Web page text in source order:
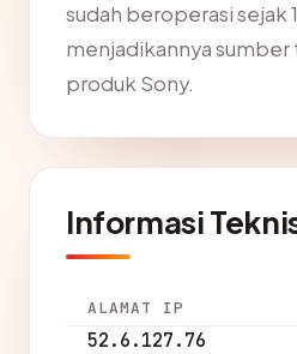
sudah beroperasi sejak
menjadikannya
produk Sony.
Informasi
ALAMAT IP
52.6.127.76